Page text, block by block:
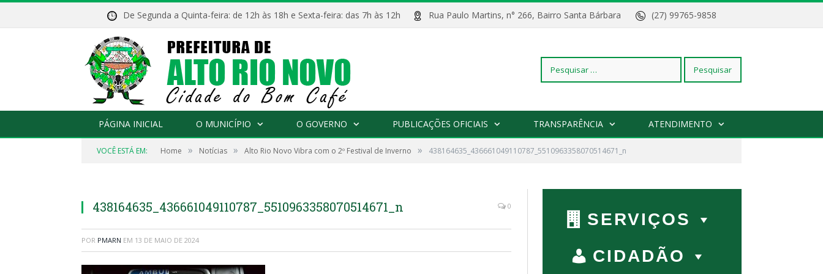
De Segunda a Quinta-feira: de 12h às 18h e Sexta-feira: das 7h às 12h Rua Paulo Martins, n° 266, Bairro Santa Bárbara (27) 99765-9858
Pesquisar
por:
PÁGINA INICIAL O MUNICÍPIO O GOVERNO PUBLICAÇÕES OFICIAIS TRANSPARÊNCIA ATENDIMENTO
VOCÊ ESTÁ EM: Home » Notícias » Alto Rio Novo Vibra com o 2º Festival de Inverno » 438164635_436661049110787_5510963358070514671_n
438164635_436661049110787_5510963358070514671_n 0
POR PMARN EM 13 DE MAIO DE 2024
SERVIÇOS
CIDADÃO